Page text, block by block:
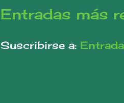
Entradas más
Suscribirse a: